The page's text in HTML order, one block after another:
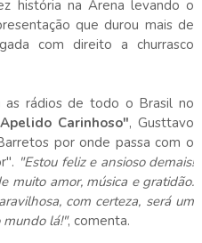
história na Arena levando o
que durou mais de
com direito a churrasco
as rádios de todo o Brasil no
Carinhoso", Gusttavo
por onde passa com o
"Estou feliz e ansioso demais!
muito amor, música e gratidão.
com certeza, será um
mundo lá!", comenta.